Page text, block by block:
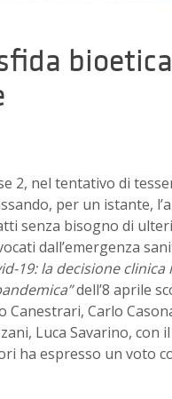
2, nel tentativo di
per un istante,
senza bisogno di
dall’emergenza
19: la decisione
dell’8 aprile
Carlo
Luca Savarino,
ha espresso un voto